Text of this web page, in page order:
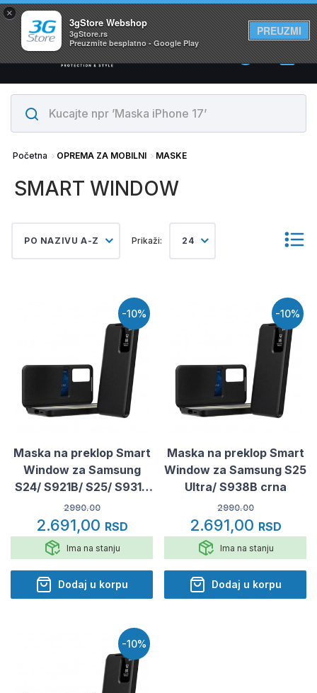
×
3gStore Webshop
3gStore.rs
Preuzmite besplatno - Google Play
PREUZMI
Svi proizvodi su na lageru. Slanje istog dana!
0
Početna OPREMA ZA MOBILNI MASKE
SMART WINDOW
PO NAZIVU A-Z Prikaži: 24
-10%
Maska na preklop Smart
Window za Samsung
S24/ S921B/ S25/ S931B
crna
2990.00
2.691,00 RSD
Ima na stanju
Dodaj u korpu
-10%
Maska na preklop Smart
Window za Samsung S25
Ultra/ S938B crna
2990.00
2.691,00 RSD
Ima na stanju
Dodaj u korpu
-10%